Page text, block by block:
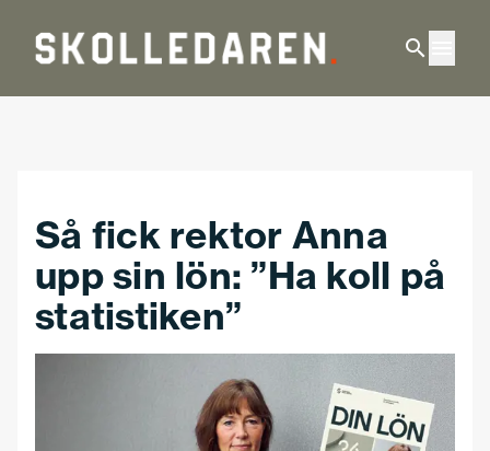
Så fick rektor Anna
upp sin lön: ”Ha koll på
statistiken”